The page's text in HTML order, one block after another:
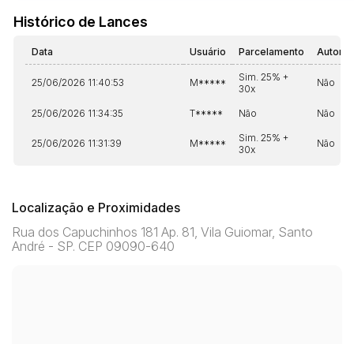
Histórico de Lances
Data Usuário Parcelamento
25/06/2026 11:40:53 M*****
Sim. 25% +
30x
Não
25/06/2026 11:34:35 T***** Não Não
25/06/2026 11:31:39 M*****
Sim. 25% +
30x
Não
Localização e Proximidades
Rua dos Capuchinhos 181 Ap. 81, Vila Guiomar, Santo
André - SP. CEP 09090-640